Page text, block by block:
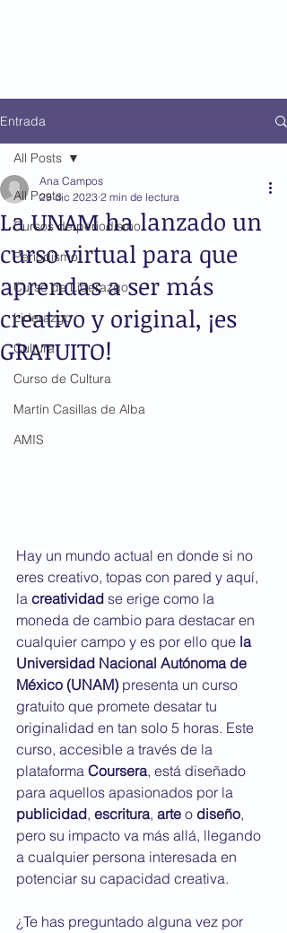
Entrada
All Posts
Cursos de periodismo
Periodismo
Curso de Liderazgo
Liderazgo
Cultura
Curso de Cultura
Martín Casillas de Alba
AMIS
All Posts
La UNAM ha lanzado un
curso virtual para que
aprendas a ser más
creativo y original, ¡es
GRATUITO!
Ana Campos
29 dic 2023 2 min de lectura
Hay un mundo actual en donde si no
eres creativo, topas con pared y aquí,
la creatividad se erige como la
moneda de cambio para destacar en
cualquier campo y es por ello que la
Universidad Nacional Autónoma de
México (UNAM) presenta un curso
gratuito que promete desatar tu
originalidad en tan solo 5 horas. Este
curso, accesible a través de la
plataforma Coursera, está diseñado
para aquellos apasionados por la
publicidad, escritura, arte o diseño,
pero su impacto va más allá, llegando
a cualquier persona interesada en
potenciar su capacidad creativa.
¿Te has preguntado alguna vez por